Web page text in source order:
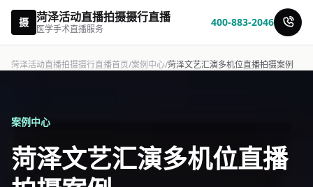
摄 菏泽活动直播拍摄摄行直播
医学手术直播服务
400-883-2046
菏泽活动直播拍摄摄行直播首页/案例中心/菏泽文艺汇演多机位直播拍摄案例
案例中心
菏泽文艺汇演多机位直播